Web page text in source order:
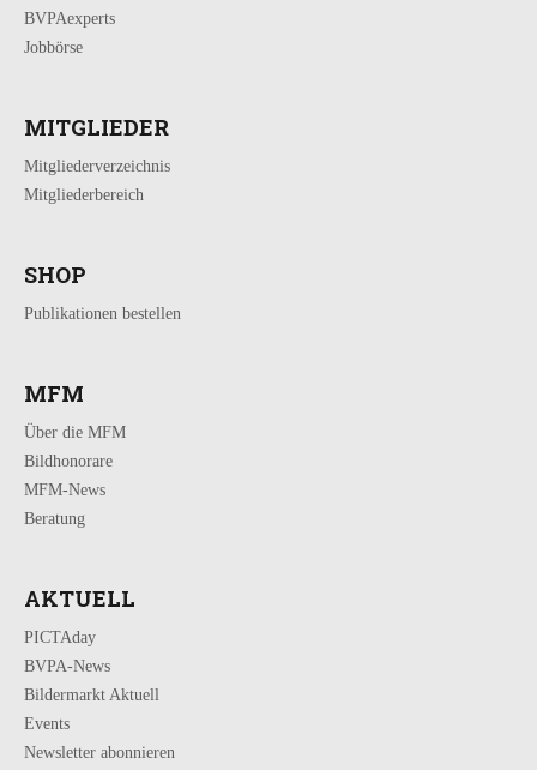
BVPAexperts
Jobbörse
MITGLIEDER
Mitgliederverzeichnis
Mitgliederbereich
SHOP
Publikationen bestellen
MFM
Über die MFM
Bildhonorare
MFM-News
Beratung
AKTUELL
PICTAday
BVPA-News
Bildermarkt Aktuell
Events
Newsletter abonnieren